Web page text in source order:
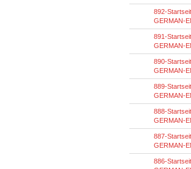
892-
GERMAN-
891-
GERMAN-
890-
GERMAN-
889-
GERMAN-
888-
GERMAN-
887-
GERMAN-
886-